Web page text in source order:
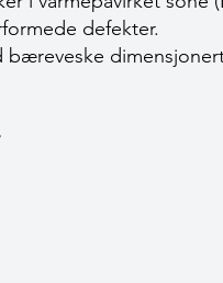
defekter.
bæreveske